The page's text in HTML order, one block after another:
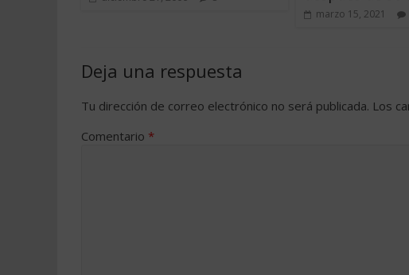
marzo 15, 2021
Deja una respuesta
Tu dirección de correo electrónico no será publicada. Los
Comentario *